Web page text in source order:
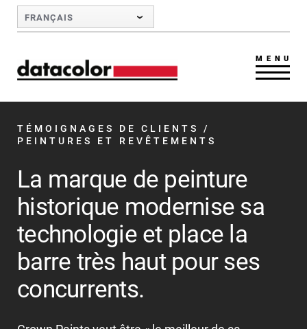
Skip to Main Content
FRANÇAIS
MENU
TÉMOIGNAGES DE CLIENTS
/
PEINTURES ET REVÊTEMENTS
La marque de peinture
historique modernise sa
technologie et place la
barre très haut pour ses
concurrents.